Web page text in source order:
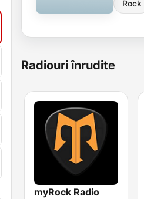
Rock
Radiouri înrudite
myRock Radio